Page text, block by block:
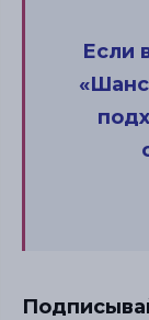
Если
«Шанс